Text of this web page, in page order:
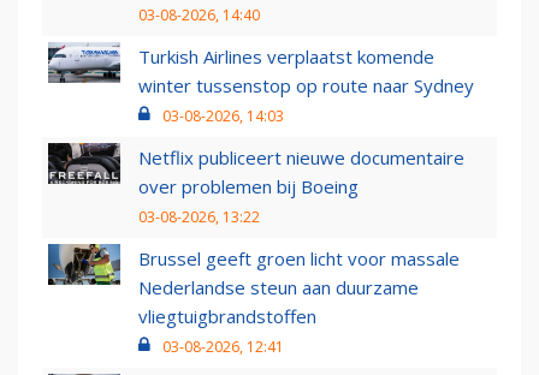
03-08-2026, 14:40
Turkish Airlines verplaatst komende
winter tussenstop op route naar Sydney
03-08-2026, 14:03
Netflix publiceert nieuwe documentaire
over problemen bij Boeing
03-08-2026, 13:22
Brussel geeft groen licht voor massale
Nederlandse steun aan duurzame
vliegtuigbrandstoffen
03-08-2026, 12:41